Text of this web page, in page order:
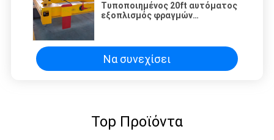
Τυποποιημένος 20ft αυτόματος
εξοπλισμός φραγμών
ανυψωτικός
Να συνεχίσει
Top Προϊόντα